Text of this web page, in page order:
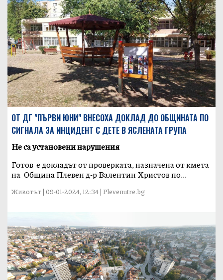
ОТ ДГ "ПЪРВИ ЮНИ" ВНЕСОХА ДОКЛАД ДО ОБЩИНАТА ПО
СИГНАЛА ЗА ИНЦИДЕНТ С ДЕТЕ В ЯСЛЕНАТА ГРУПА
Не са установени нарушения
Готов е докладът от проверката, назначена от кмета
на Община Плевен д-р Валентин Христов по...
Животът | 09-01-2024, 12:34 | Plevenutre.bg